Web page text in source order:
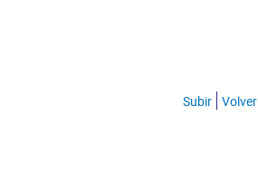
Subir Volver